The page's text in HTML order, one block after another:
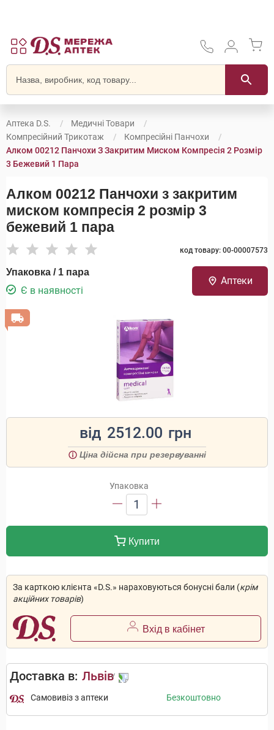
Аптека D.S.
Медичні Товари
Компресійний Трикотаж
Компресійні Панчохи
Алком 00212 Панчохи З Закритим Миском Компресія 2 Розмір
3 Бежевий 1 Пара
Алком 00212 Панчохи з закритим
миском компресія 2 розмір 3
бежевий 1 пара
код товару: 00-00007573
Упаковка / 1 пара
Є в наявності
Аптеки
від 2512.00 грн
Ціна дійсна при резервуванні
Упаковка
1
Купити
За карткою клієнта «D.S.» нараховуються бонусні бали (крім
акційних товарів)
Вхід в кабінет
Доставка в: Львів
Самовивіз з аптеки Безкоштовно